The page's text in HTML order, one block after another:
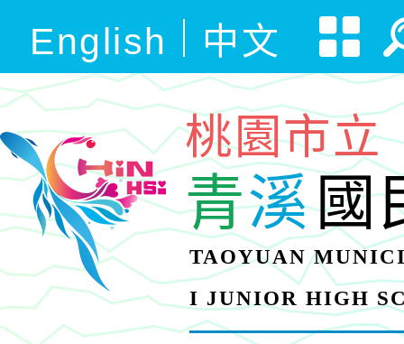
English 中文
桃園市立
青溪國
TAOYUAN
I JUNIOR HIGH